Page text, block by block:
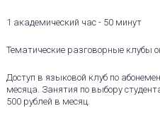
1 академический час - 50 минут
Тематические разговорные клубы
Доступ в языковой клуб по
месяца. Занятия по выбору
500 рублей в месяц.